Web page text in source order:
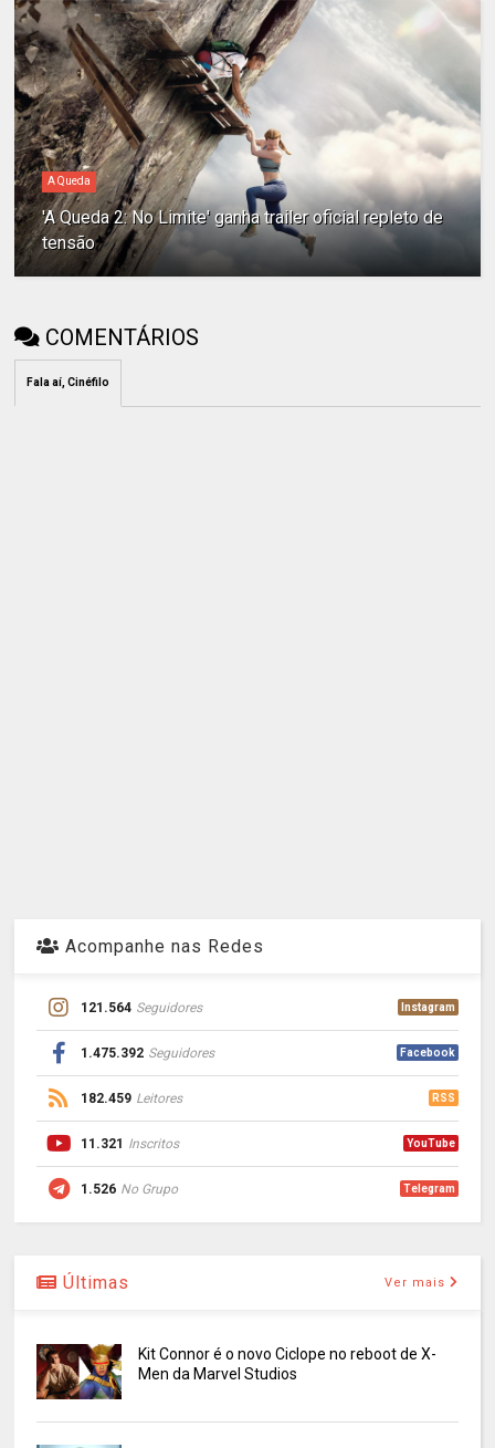
A Queda
'A Queda 2: No Limite' ganha trailer oficial repleto de
tensão
COMENTÁRIOS
Fala aí, Cinéfilo
Acompanhe nas Redes
121.564 Seguidores Instagram
1.475.392 Seguidores Facebook
182.459 Leitores RSS
11.321 Inscritos YouTube
1.526 No Grupo Telegram
Últimas Ver mais
Kit Connor é o novo Ciclope no reboot de X-
Men da Marvel Studios